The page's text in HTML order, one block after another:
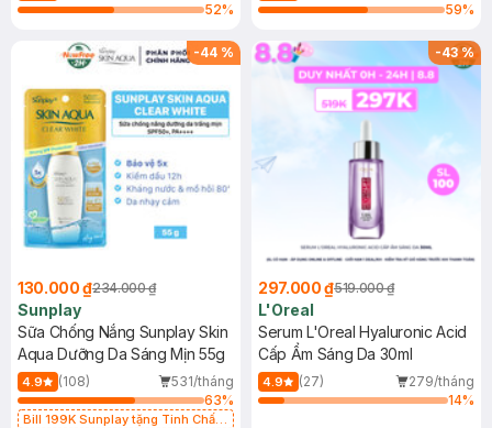
52%
59%
-44 %
130.000 ₫234.000 ₫
Sunplay
Sữa Chống Nắng Sunplay Skin
Aqua Dưỡng Da Sáng Mịn 55g
4.9 (108)
531/tháng
63%
Bill 199K Sunplay tặng Tinh Chất
-43%
297.000 ₫519.000 ₫
L'Oreal
Serum L'Oreal Hyaluronic Acid
Cấp Ẩm Sáng Da 30ml
4.9 (27)
279/tháng
14%